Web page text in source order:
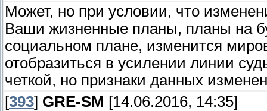
Может, но при условии, что
Ваши жизненные планы, планы на
социальном плане, изменится
отобразиться в усилении линии
четкой, но признаки данных
[393] GRE-SM [14.06.2016, 14:35]